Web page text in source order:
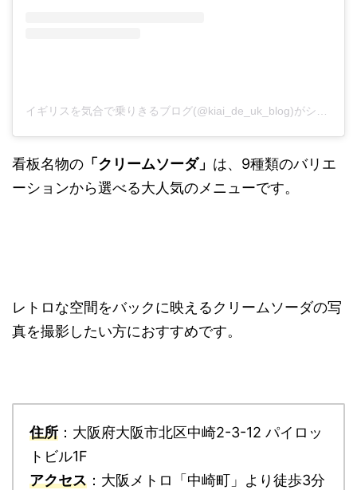
イギリスを気合で乗りきるブログ(@kiai_de_uk_blog)がシェアした投稿
看板名物の 「クリームソーダ」 は、9種類のバリエ
ーションから選べる大人気のメニューです。
レトロな空間をバックに映えるクリームソーダの写
真を撮影したい方におすすめです。
住所 ：大阪府大阪市北区中崎2-3-12 パイロッ
トビル1F
アクセス ：大阪メトロ「中崎町」より徒歩3分